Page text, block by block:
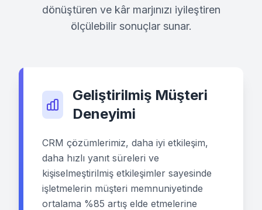
dönüştüren ve kâr marjınızı iyileştiren
ölçülebilir sonuçlar sunar.
Geliştirilmiş Müşteri
Deneyimi
CRM çözümlerimiz, daha iyi etkileşim,
daha hızlı yanıt süreleri ve
kişiselmeştirilmiş etkileşimler sayesinde
işletmelerin müşteri memnuniyetinde
ortalama %85 artış elde etmelerine